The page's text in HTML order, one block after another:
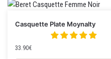
Casquette Plate Moynalty
33.90€